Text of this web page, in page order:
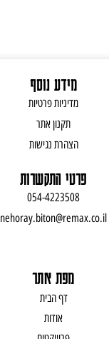
מידע נוסף
מדיניות פרטיות
תקנון אתר
הצהרת נגישות
פרטי התקשרות
054-4223508
nehoray.biton@remax.co.il
מפת אתר
דף הבית
אודות